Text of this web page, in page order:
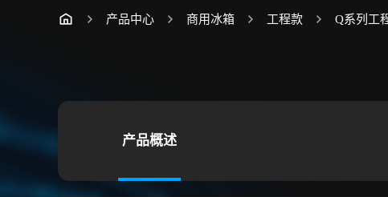
产品中心 商用冰箱 工程款 Q系列工
产品概述